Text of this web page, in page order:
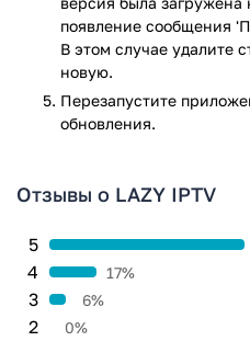
Приложение LAZY IPTV
VirusTotal. В результате
сигнатурам заражения
появление сообщения
В этом случае удалите
новую.
Перезапустите
обновления.
Отзывы о LAZY IPTV
2 0%
3 6%
4 17%
5